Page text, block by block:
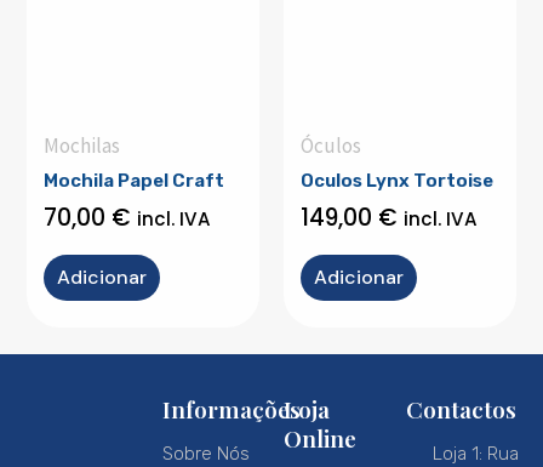
Mochilas
Mochila Papel Craft
70,00 € incl. IVA
Adicionar
Óculos
Oculos Lynx Tortoise
149,00 € incl. IVA
Adicionar
Informações
Sobre Nós
Loja
Online
Contactos
Loja 1: Rua